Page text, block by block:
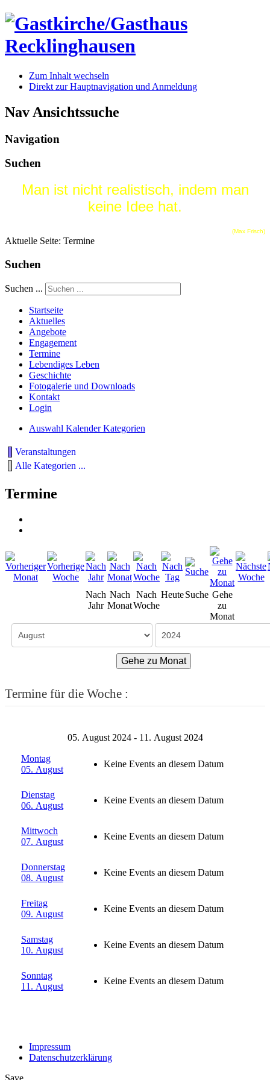
Zum Inhalt wechseln
Direkt zur Hauptnavigation und Anmeldung
Nav Ansichtssuche
Navigation
Suchen
Man ist nicht realistisch, indem man
keine Idee hat.
(Max Frisch)
Aktuelle Seite: Termine
Suchen
Suchen ...
Startseite
Aktuelles
Angebote
Engagement
Termine
Lebendiges Leben
Geschichte
Fotogalerie und Downloads
Kontakt
Login
Auswahl Kalender Kategorien
Veranstaltungen
Alle Kategorien ...
Termine
Nach
Jahr
Nach
Monat
Nach
Woche
HeuteSuche Gehe
zu
Monat
Gehe zu Monat
Termine für die Woche :
05. August 2024 - 11. August 2024
Montag
05. August
Keine Events an diesem Datum
Dienstag
06. August
Keine Events an diesem Datum
Mittwoch
07. August
Keine Events an diesem Datum
Donnerstag
08. August
Keine Events an diesem Datum
Freitag
09. August
Keine Events an diesem Datum
Samstag
10. August
Keine Events an diesem Datum
Sonntag
11. August
Keine Events an diesem Datum
Impressum
Datenschutzerklärung